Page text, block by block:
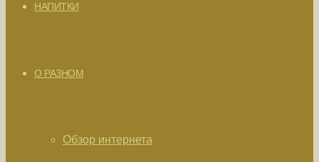
НАПИТКИ
О РАЗНОМ
Обзор интернета